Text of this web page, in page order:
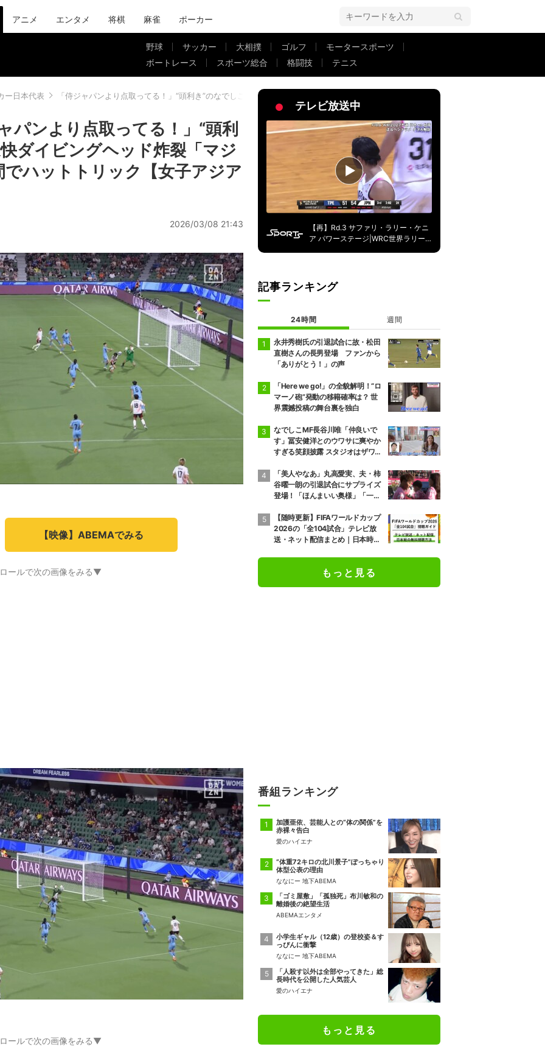
アニメ エンタメ 将棋 麻雀 ポーカー
野球 サッカー 大相撲 ゴルフ
モータースポーツ
ボートレース
スポーツ総合 格闘技 テニス
ー日本代表 「侍ジャパンより点取ってる！」“頭利き”のなでしこFW、豪快ダイビングヘッド炸裂「マジでかっこいい」20分間でハットトリック【
パンより点取ってる！」“頭利
ダイビングヘッド炸裂「マジ
ハットトリック【女子アジア
2026/03/08 21:43
【映像】ABEMAでみる
ールで次の画像をみる▼
ールで次の画像をみる▼
テレビ放送中
【再】Rd.3 サファリ・ラリー・ケニ
ア パワーステージ|WRC世界ラリー
記事ランキング
24時間 週間
永井秀樹氏の引退試合に故・松田
直樹さんの長男登場 ファンから
「ありがとう！」の声
「Here we go!」の全貌解明！“ロ
マーノ砲”発動の移籍確率は？ 世
界震撼投稿の舞台裏を独白
なでしこMF長谷川唯「仲良いで
す」冨安健洋とのウワサに爽やか
すぎる笑顔披露 スタジオはザワザ
「美人やなあ」丸高愛実、夫・柿
谷曜一朗の引退試合にサプライズ
登場！「ほんまいい奥様」「一緒
光【随時更新】FIFAワールドカップ
2026の「全104試合」テレビ放
送・ネット配信まとめ｜日本時間
もっと見る
番組ランキング
加護亜依、芸能人との“体の関係”を
赤裸々告白
愛のハイエナ
“体重72キロの北川景子”ぽっちゃり
体型公表の理由
ななにー 地下ABEMA
「ゴミ屋敷」「孤独死」布川敏和の
離婚後の絶望生活
ABEMAエンタメ
小学生ギャル（12歳）の登校姿＆す
っぴんに衝撃
ななにー 地下ABEMA
「人殺す以外は全部やってきた」総
長時代を公開した人気芸人
愛のハイエナ
もっと見る